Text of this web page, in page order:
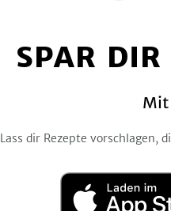
SPAR DIR
Mit
Lass dir Rezepte vorschlagen,
Laden
im